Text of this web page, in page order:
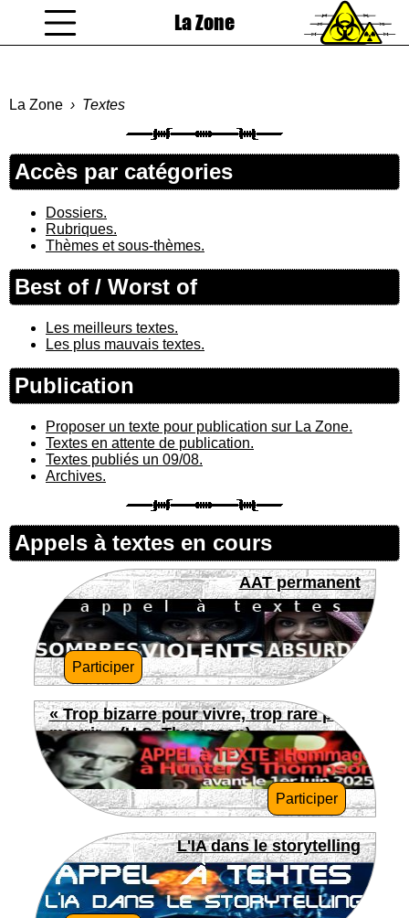
La Zone
La Zone Textes
Accès par catégories
Dossiers.
Rubriques.
Thèmes et sous-thèmes.
Best of / Worst of
Les meilleurs textes.
Les plus mauvais textes.
Publication
Proposer un texte pour publication sur La Zone.
Textes en attente de publication.
Textes publiés un 09/08.
Archives.
Appels à textes en cours
AAT permanent
Participer
« Trop bizarre pour vivre, trop rare pour
mourir » (H.S. Thompson)
Participer
L'IA dans le storytelling